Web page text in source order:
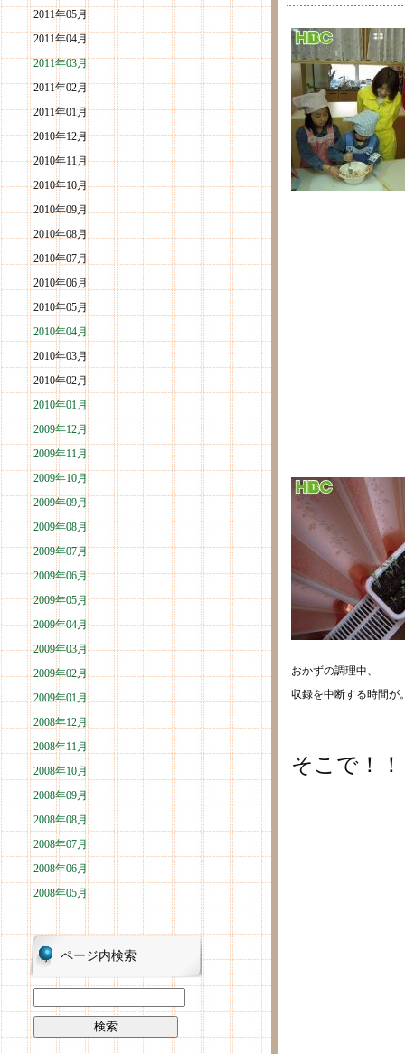
2011年05月
2011年04月
2011年03月
2011年02月
2011年01月
2010年12月
2010年11月
2010年10月
2010年09月
2010年08月
2010年07月
2010年06月
2010年05月
2010年04月
2010年03月
2010年02月
2010年01月
2009年12月
2009年11月
2009年10月
2009年09月
2009年08月
2009年07月
2009年06月
2009年05月
2009年04月
2009年03月
2009年02月
2009年01月
2008年12月
2008年11月
2008年10月
2008年09月
2008年08月
2008年07月
2008年06月
2008年05月
ページ内検索
おかずの調理中、
収録を中断する時間が
そこで！！